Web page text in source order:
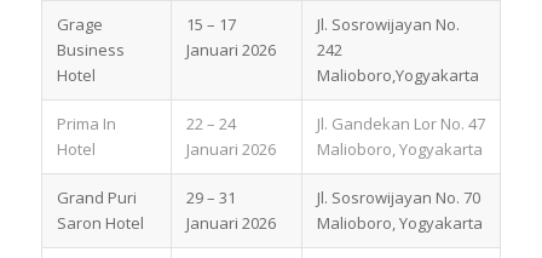
Grage
Business
Hotel
15 – 17
Januari 2026
Jl. Sosrowijayan No.
242
Malioboro,Yogyakarta
Prima In
Hotel
22 – 24
Januari 2026
Jl. Gandekan Lor No. 47
Malioboro, Yogyakarta
Grand Puri
Saron Hotel
29 – 31
Januari 2026
Jl. Sosrowijayan No. 70
Malioboro, Yogyakarta